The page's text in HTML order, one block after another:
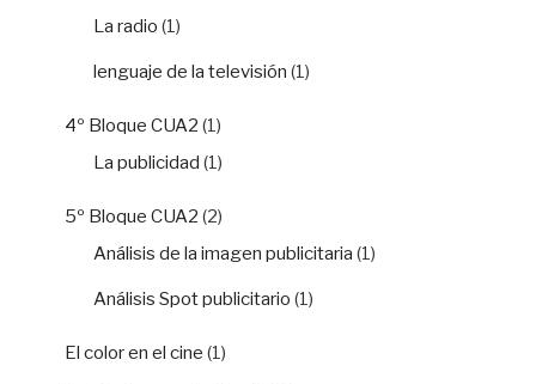
La radio (1)
lenguaje de la televisión (1)
4º Bloque CUA2 (1)
La publicidad (1)
5º Bloque CUA2 (2)
Análisis de la imagen publicitaria (1)
Análisis Spot publicitario (1)
El color en el cine (1)